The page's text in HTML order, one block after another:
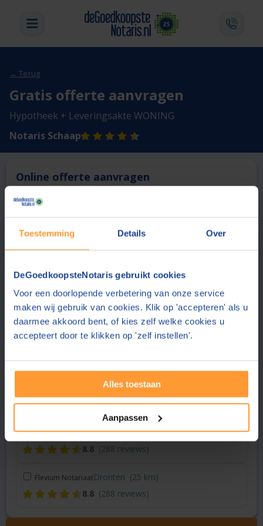
Toestemming Details Over
DeGoedkoopsteNotaris gebruikt cookies
Voor een doorlopende verbetering van onze service
maken wij gebruik van cookies. Klik op 'accepteren' als u
daarmee akkoord bent, of kies zelf welke cookies u
accepteert door te klikken op 'zelf instellen'.
Alles toestaan
Aanpassen
← Terug
Gratis offerte aanvragen
Hypotheek + Leveringsakte WONING
Notaris Schaap
Online offerte aanvragen
Deze notaris biedt momenteel niet de mogelijkheid online
1 Vergelijk en bespaar
Vraag een offerte aan bij een andere notaris in de buurt
Midden Nederland NotariaatLelystad (19 km)
8.9
(62 reviews)
Elan Notarissen
(19 km)
9.1 (505 reviews)
Brouwers NotariskantoorAmersfoort
8.7 (207 reviews)
DeNotarisvooruDronten (24 km)
8.8 (288 reviews)
Flevium NotariaatDronten (25 km)
8.8 (288 reviews)